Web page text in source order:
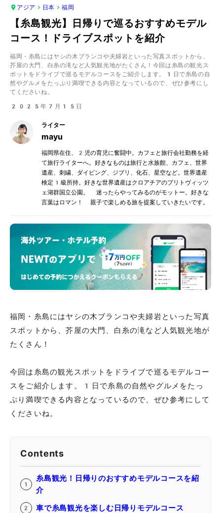
アジア 日本 福岡
【糸島観光】日帰りで巡るおすすめモデル
コース！ドライブスポットを紹介
福岡・糸島にはヤシの木ブランコや夫婦岩といった写真スポットから、
芥屋の大門、白糸の滝など人気観光地がたくさん！今回は糸島の観光ス
ポットをドライブで巡るモデルコースをご紹介します。1日で糸島の自
然やグルメをたっぷり満喫できる内容となっているので、ぜひ参考にし
てくださいね。
2025年7月15日
ライター
mayu
福岡県在住、2児の育児に奮闘中。カフェと旅行会社勤務を経
て旅行ライターへ。好きなものは旅行と水族館、カフェ、世界
遺産、刺繍、ダイビング、ジブリ、化石、星空など。世界遺産
検定1級所持。好きな世界遺産はクロアチアのプリトヴィッツ
ェ湖群国立公園。 迷ったらやってみるのがモットー。好きな
言葉はロマン！ 親子で楽しめる旅を提案していきたいです。
福岡・糸島にはヤシの木ブランコや夫婦岩といった写真
スポットから、芥屋の大門、白糸の滝など人気観光地が
たくさん！
今回は糸島の観光スポットをドライブで巡るモデルコー
スをご紹介します。1日で糸島の自然やグルメをたっ
ぷり満喫できる内容となっているので、ぜひ参考にして
くださいね。
Contents
糸島観光！日帰りのおすすめモデルコースを紹
介
車で糸島観光を楽しむ日帰りモデルコース